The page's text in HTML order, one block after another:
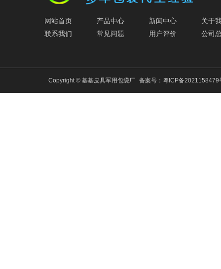
网站首页 产品中心 新闻中心
关于
联系我们
常见问题 用户评价 公司
Copyright © 基基皮具军用包袋厂 备案号： 粤ICP备2021158479